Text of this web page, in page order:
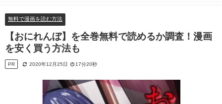
無料で漫画を読む方法
【おにれんぼ】を全巻無料で読めるか調査！漫画
を安く買う方法も
PR 2020年12月25日 17分20秒